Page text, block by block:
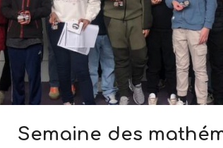
Semaine des